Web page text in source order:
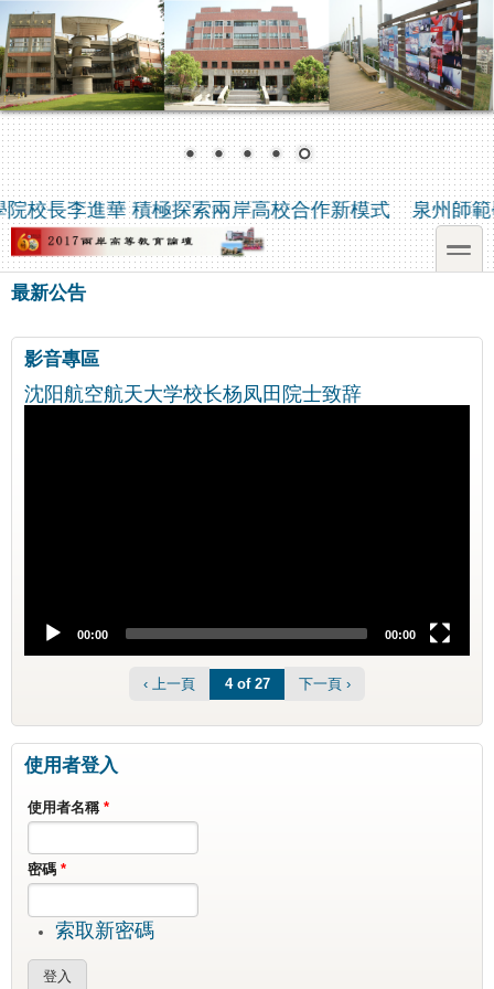
移至主內容
Skip to search
校長李進華 積極探索兩岸高校合作新模式
泉州師範
toggle
最新公告
影音專區
沈阳航空航天大学校长杨凤田院士致辞
00:00 00:00
‹ 上一頁 4 of 27 下一頁 ›
使用者登入
使用者名稱 *
密碼 *
索取新密碼